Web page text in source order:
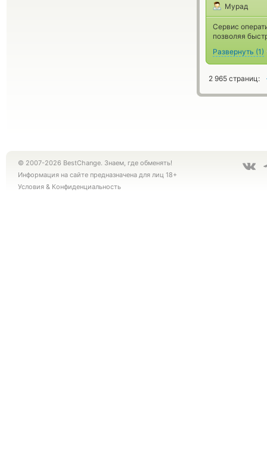
Мурад
Сервис
позволяя
Развернуть (1)
2 965 страниц:
© 2007-2026 BestChange. Знаем, где обменять!
Информация на сайте предназначена для лиц 18+
Условия & Конфиденциальность